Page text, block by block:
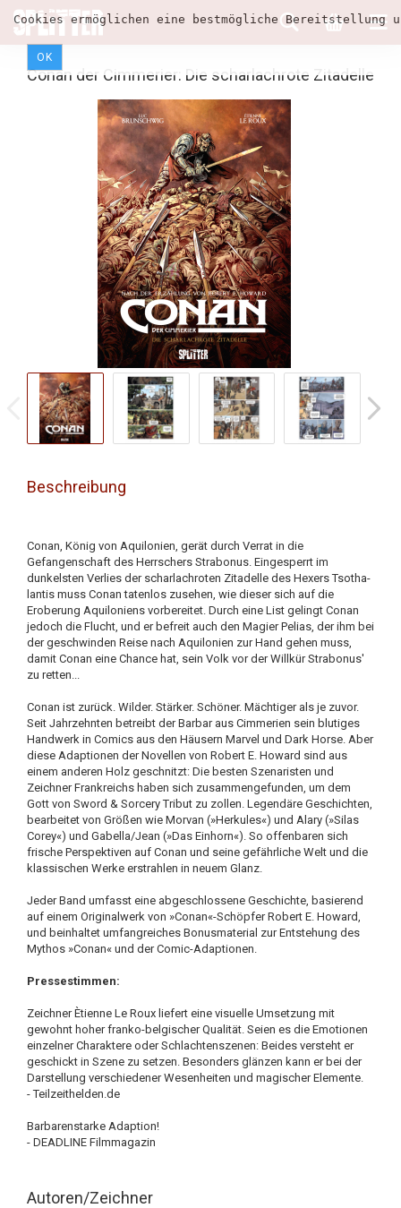
Cookies ermöglichen eine bestmögliche
OK
Conan der Cimmerier: Die scharlachrote Zitadelle
Beschreibung
Conan, König von Aquilonien, gerät durch Verrat in die
Gefangenschaft des Herrschers Strabonus. Eingesperrt im
dunkelsten Verlies der scharlachroten Zitadelle des HexersTsotha-
lantis muss Conan tatenlos zusehen, wie dieser sich auf die
Eroberung Aquiloniens vorbereitet. Durch eine List gelingt Conan
jedoch die Flucht, und er befreit auch den Magier Pelias, der ihm bei
der geschwinden Reise nach Aquilonien zur Hand gehen muss,
damit Conan eine Chance hat, sein Volk vor der Willkür Strabonus'
zu retten...
Conan ist zurück. Wilder. Stärker. Schöner. Mächtiger als je zuvor.
Seit Jahrzehnten betreibt der Barbar aus Cimmerien sein blutiges
Handwerk in Comics aus den Häusern Marvel und Dark Horse. Aber
diese Adaptionen der Novellen von Robert E. Howard sind aus
einem anderen Holz geschnitzt: Die besten Szenaristen und
Zeichner Frankreichs haben sich zusammengefunden, um dem
Gott von Sword & Sorcery Tribut zu zollen. Legendäre Geschichten,
bearbeitet von Größen wie Morvan (»Herkules«) und Alary (»Silas
Corey«) und Gabella/Jean (»Das Einhorn«). So offenbaren sich
frische Perspektiven auf Conan und seine gefährliche Welt und die
klassischen Werke erstrahlen in neuem Glanz.
Jeder Band umfasst eine abgeschlossene Geschichte, basierend
auf einem Originalwerk von »Conan«-Schöpfer Robert E. Howard,
und beinhaltet umfangreiches Bonusmaterial zur Entstehung des
Mythos »Conan« und der Comic-Adaptionen.
Pressestimmen:
Zeichner Ètienne Le Roux liefert eine visuelle Umsetzung mit
gewohnt hoher franko-belgischer Qualität. Seien es die Emotionen
einzelner Charaktere oder Schlachtenszenen: Beides versteht er
geschickt in Szene zu setzen. Besonders glänzen kann er bei der
Darstellung verschiedener Wesenheiten und magischer Elemente.
- Teilzeithelden.de
Barbarenstarke Adaption!
- DEADLINE Filmmagazin
Autoren/Zeichner